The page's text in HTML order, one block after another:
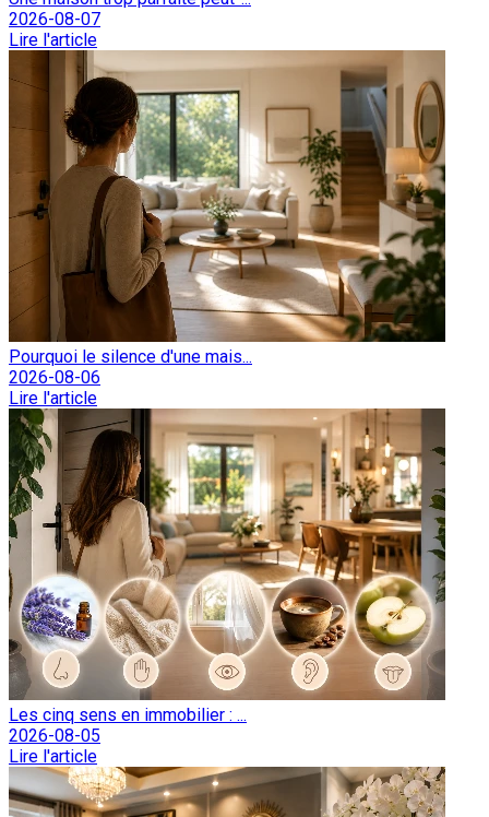
2026-08-07
Lire l'article
Pourquoi le silence d'une mais...
2026-08-06
Lire l'article
Les cinq sens en immobilier : ...
2026-08-05
Lire l'article